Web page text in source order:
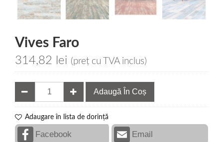
Vives Faro
314,82 lei (preț cu TVA inclus)
Adaugă În Coș
Adaugare în lista de dorință
Facebook Email